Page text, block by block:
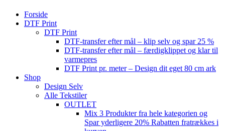
Forside
DTF Print
DTF Print
DTF-transfer efter mål – klip selv og spar 25 %
DTF-transfer efter mål – færdigklippet og klar til
varmepres
DTF Print pr. meter – Design dit eget 80 cm ark
Shop
Design Selv
Alle Tekstiler
OUTLET
Mix 3 Produkter fra hele kategorien og
Spar yderligere 20% Rabatten fratrækkes i